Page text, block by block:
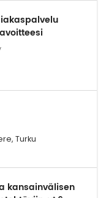
Turku
kansainvälisen